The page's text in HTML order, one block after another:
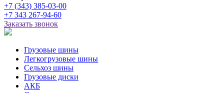
+7 (343) 385-03-00
+7 343 267-94-60
Заказать звонок
Грузовые шины
Легкогрузовые шины
Сельхоз шины
Грузовые диски
АКБ